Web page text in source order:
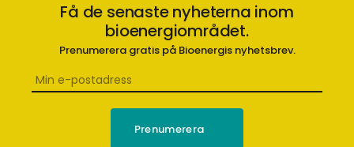
Få de senaste nyheterna inom
bioenergiområdet.
Prenumerera gratis på Bioenergis nyhetsbrev.